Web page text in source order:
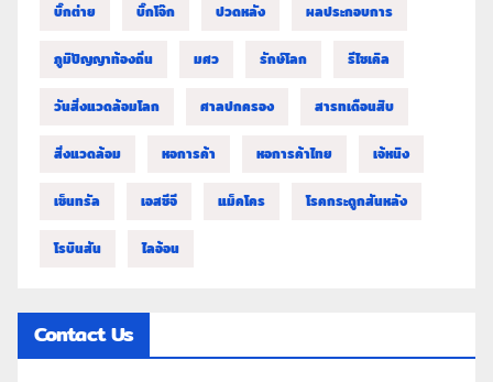
บิ๊กต่าย บิ๊กโจ๊ก ปวดหลัง ผลประกอบการ
ภูมิปัญญาท้องถิ่น มศว รักษ์โลก รีไซเคิล
วันสิ่งแวดล้อมโลก ศาลปกครอง สารทเดือนสิบ
สิ่งแวดล้อม หอการค้า หอการค้าไทย เจ้หนิง
เซ็นทรัล เอสซีจี แม็คโคร โรคกระดูกสันหลัง
โรบินสัน ไลอ้อน
Contact Us